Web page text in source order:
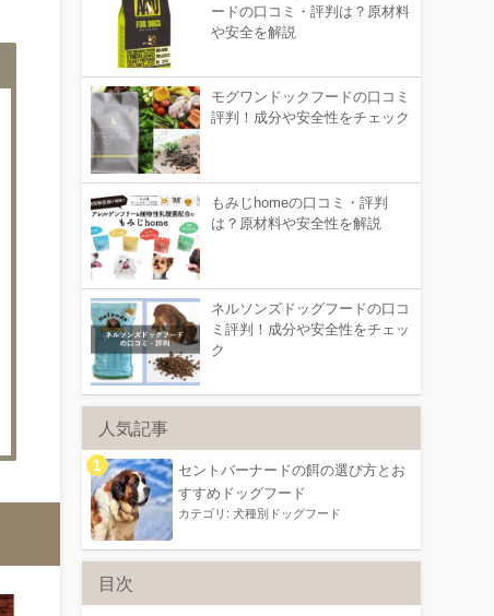
ードの口コミ・評判は？原材料
や安全を解説
モグワンドックフードの口コミ
評判！成分や安全性をチェック
もみじhomeの口コミ・評判
は？原材料や安全性を解説
ネルソンズドッグフードの口コ
ミ評判！成分や安全性をチェッ
ク
人気記事
セントバーナードの餌の選び方とお
すすめドッグフード
カテゴリ: 犬種別ドッグフード
目次